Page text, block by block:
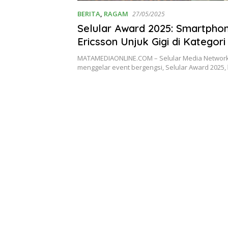
BERITA, RAGAM 27/05/2025
Selular Award 2025:
Ericsson Unjuk Gigi di Kategori
Berbasis AI
MATAMEDIAONLINE.COM – Selular Media
menggelar event bergengsi, Selular Award